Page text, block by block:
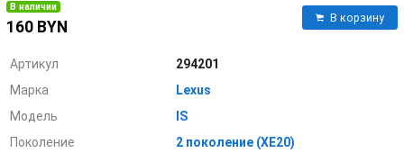
В наличии
160 BYN
В корзину
Артикул
294201
Марка
Lexus
Модель
IS
Поколение
2 поколение (XE20)